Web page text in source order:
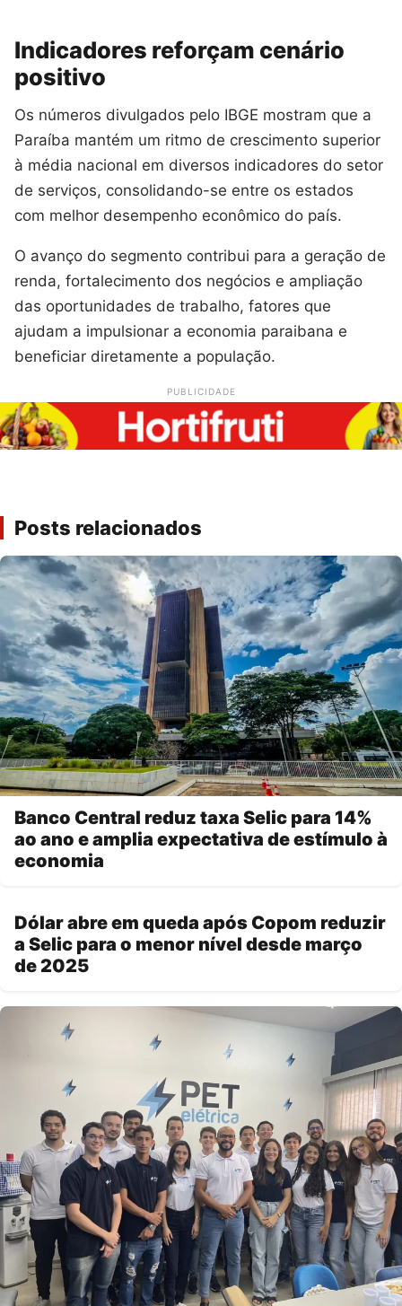
Indicadores reforçam cenário
positivo
Os números divulgados pelo IBGE mostram que a
Paraíba mantém um ritmo de crescimento superior
à média nacional em diversos indicadores do setor
de serviços, consolidando-se entre os estados
com melhor desempenho econômico do país.
O avanço do segmento contribui para a geração de
renda, fortalecimento dos negócios e ampliação
das oportunidades de trabalho, fatores que
ajudam a impulsionar a economia paraibana e
beneficiar diretamente a população.
PUBLICIDADE
Posts relacionados
Banco Central reduz taxa Selic para 14%
ao ano e amplia expectativa de estímulo à
economia
Dólar abre em queda após Copom reduzir
a Selic para o menor nível desde março
de 2025